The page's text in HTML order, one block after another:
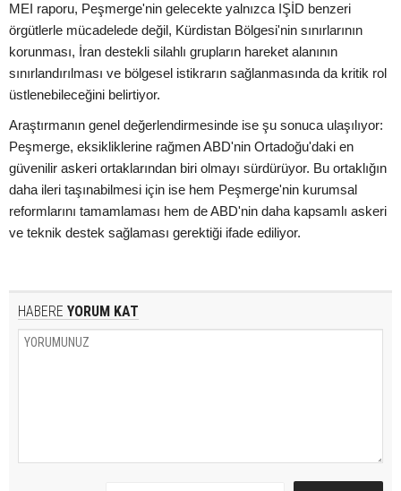
MEI raporu, Peşmerge'nin gelecekte yalnızca IŞİD benzeri
örgütlerle mücadelede değil, Kürdistan Bölgesi'nin sınırlarının
korunması, İran destekli silahlı grupların hareket alanının
sınırlandırılması ve bölgesel istikrarın sağlanmasında da kritik rol
üstlenebileceğini belirtiyor.
Araştırmanın genel değerlendirmesinde ise şu sonuca ulaşılıyor:
Peşmerge, eksikliklerine rağmen ABD'nin Ortadoğu'daki en
güvenilir askeri ortaklarından biri olmayı sürdürüyor. Bu ortaklığın
daha ileri taşınabilmesi için ise hem Peşmerge'nin kurumsal
reformlarını tamamlaması hem de ABD'nin daha kapsamlı askeri
ve teknik destek sağlaması gerektiği ifade ediliyor.
HABERE YORUM KAT